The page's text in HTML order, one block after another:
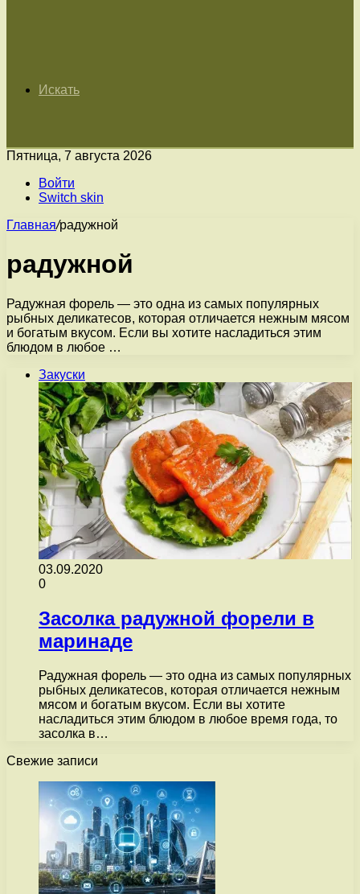
Искать
Пятница, 7 августа 2026
Войти
Switch skin
Главная/радужной
радужной
Радужная форель — это одна из самых популярных
рыбных деликатесов, которая отличается нежным мясом
и богатым вкусом. Если вы хотите насладиться этим
блюдом в любое …
Закуски
03.09.2020
0
Засолка радужной форели в
маринаде
Радужная форель — это одна из самых популярных
рыбных деликатесов, которая отличается нежным
мясом и богатым вкусом. Если вы хотите
насладиться этим блюдом в любое время года, то
засолка в…
Свежие записи